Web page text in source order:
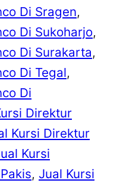
Di Sragen
Di Sukoharjo
Di Surakarta
Di Tegal
Di
Direktur
Kursi Direktur
Kursi
, Jual Kursi